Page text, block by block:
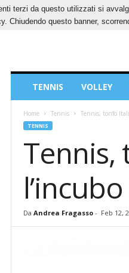
VENERDÌ, 7 AGOSTO 2026
Sport
TENNIS VOLLEY
Home Tennis Tennis, tonfo
TENNIS
Tennis,
Da Andrea Fragasso- Feb 12,
terzi da questo utilizzati si
Chiudendo questo banner,